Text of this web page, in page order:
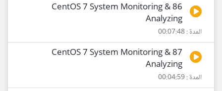
86 CentOS 7 System Monitoring &
Analyzing
المدة : 00:07:48
87 CentOS 7 System Monitoring &
Analyzing
المدة : 00:04:59